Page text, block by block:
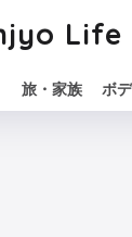
Life
旅・家族 ボ